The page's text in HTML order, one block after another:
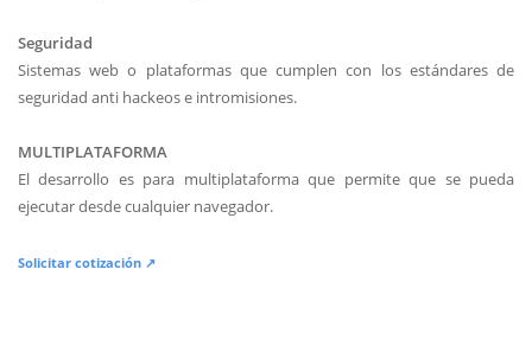
Seguridad
Sistemas web o plataformas que cumplen con los estándares de
seguridad anti hackeos e intromisiones.
MULTIPLATAFORMA
El desarrollo es para multiplataforma que permite que se pueda
ejecutar desde cualquier navegador.
Solicitar cotización ↗